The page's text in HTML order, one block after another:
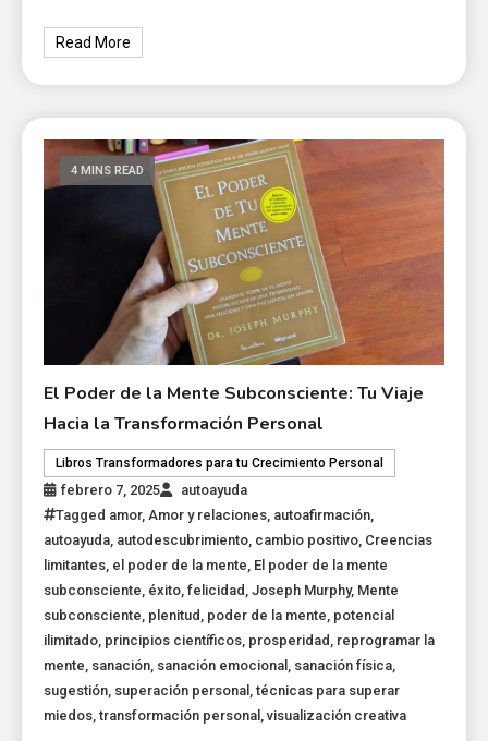
Read More
4 MINS READ
El Poder de la Mente Subconsciente: Tu Viaje
Hacia la Transformación Personal
Libros Transformadores para tu Crecimiento Personal
febrero 7, 2025
autoayuda
Tagged amor, Amor y relaciones autoafirmación
autoayuda autodescubrimiento cambio positivo Creencias
limitantes el poder de la mente El poder de la mente
subconsciente éxito ,felicidad ,Joseph Murphy, Mente
subconsciente plenitud poder de la mente potencial
ilimitado principios científicos prosperidad reprogramar la
mente sanación sanación emocional sanación física
sugestión superación personal ,técnicas para superar
miedos ,transformación personal ,visualización creativa